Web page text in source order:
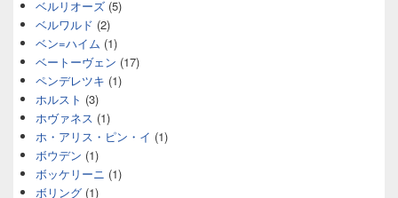
ベルリオーズ (5)
ベルワルド (2)
ベン=ハイム (1)
ベートーヴェン (17)
ペンデレツキ (1)
ホルスト (3)
ホヴァネス (1)
ホ・アリス・ピン・イ (1)
ボウデン (1)
ボッケリーニ (1)
ボリング (1)